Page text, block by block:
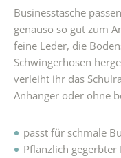
Businesstasche
genauso so gut zum
feine Leder, die
Schwingerhosen
verleiht ihr das
Anhänger oder ohne
passt für schmale
Pflanzlich